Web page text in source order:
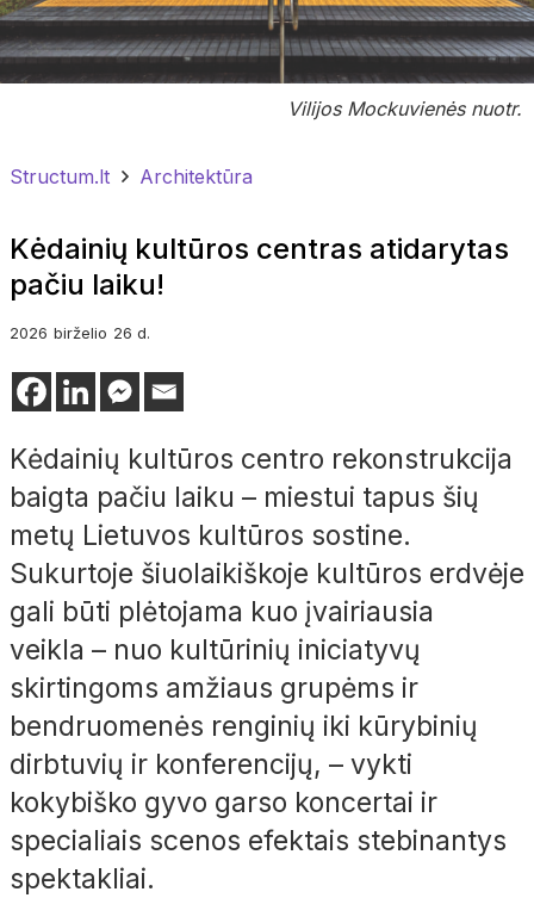
Vilijos Mockuvienės nuotr.
Structum.lt Architektūra
Kėdainių kultūros centras atidarytas
pačiu laiku!
2026 birželio 26 d.
Kėdainių kultūros centro rekonstrukcija
baigta pačiu laiku – miestui tapus šių
metų Lietuvos kultūros sostine.
Sukurtoje šiuolaikiškoje kultūros erdvėje
gali būti plėtojama kuo įvairiausia
veikla – nuo kultūrinių iniciatyvų
skirtingoms amžiaus grupėms ir
bendruomenės renginių iki kūrybinių
dirbtuvių ir konferencijų, – vykti
kokybiško gyvo garso koncertai ir
specialiais scenos efektais stebinantys
spektakliai.